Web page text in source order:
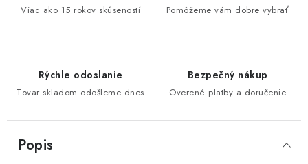
Viac ako 15 rokov skúseností Pomôžeme vám dobre vybrať
Rýchle odoslanie
Tovar skladom odošleme dnes
Bezpečný nákup
Overené platby a doručenie
Popis